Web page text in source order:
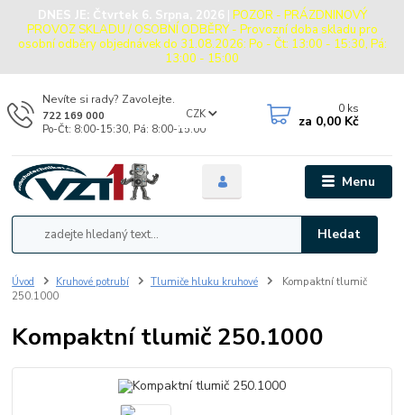
DNES JE: Čtvrtek 6. Srpna, 2026 | POZOR - PRÁZDNINOVÝ
PROVOZ SKLADU / OSOBNÍ ODBĚRY - Provozní doba skladu pro
osobní odběry objednávek do 31.08.2026: Po - Čt: 13:00 - 15:30, Pá:
13:00 - 15:00
Menu
CZK
Hledat
Nevíte si rady? Zavolejte.
722 169 000
Po-Čt: 8:00-15:30, Pá: 8:00-15:00
0 ks
za 0,00 Kč
Úvod Kruhové potrubí Tlumiče hluku kruhové
Kompaktní tlumič
250.1000
Kompaktní tlumič 250.1000